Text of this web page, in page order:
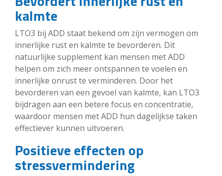
kalmte
LTO3 bij ADD staat bekend om zijn vermogen om
innerlijke rust en kalmte te bevorderen. Dit
natuurlijke supplement kan mensen met ADD
helpen om zich meer ontspannen te voelen en
innerlijke onrust te verminderen. Door het
bevorderen van een gevoel van kalmte, kan LTO3
bijdragen aan een betere focus en concentratie,
waardoor mensen met ADD hun dagelijkse taken
effectiever kunnen uitvoeren.
Positieve effecten op
stressvermindering